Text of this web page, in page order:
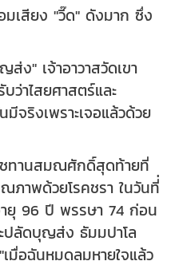
มเสียง "วี๊ด" ดังมาก ซึ่ง
ง" เจ้าอาวาสวัดเขา
ว่าไสยศาสตร์และ
จริงเพราะเจอแล้วด้วย
ชทานสมณศักดิ์สุดท้ายที่
ภาพด้วยโรคชรา ในวันที่่
ยุ 96 ปี พรรษา 74 ก่อน
ลัดบุญส่ง ธัมมปาโล
มื่อฉันหมดลมหายใจแล้ว